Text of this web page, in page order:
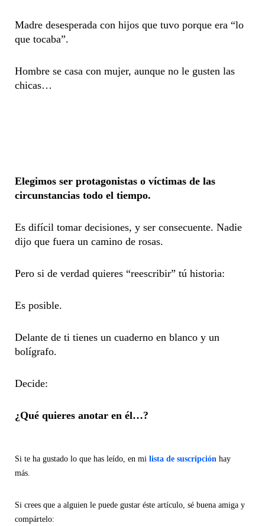
Madre desesperada con hijos que tuvo porque era “lo
que tocaba”.
Hombre se casa con mujer, aunque no le gusten las
chicas…
Elegimos ser protagonistas o víctimas de las
circunstancias todo el tiempo.
Es difícil tomar decisiones, y ser consecuente. Nadie
dijo que fuera un camino de rosas.
Pero si de verdad quieres “reescribir” tú historia:
Es posible.
Delante de ti tienes un cuaderno en blanco y un
bolígrafo.
Decide:
¿Qué quieres anotar en él…?
Si te ha gustado lo que has leído, en mi lista de suscripción hay
más.
Si crees que a alguien le puede gustar éste artículo, sé buena amiga y
compártelo: